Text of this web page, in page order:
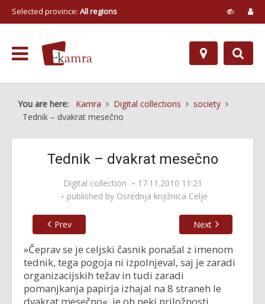
Selected province: All regions
You are here: Kamra Digital collections
society
Tednik – dvakrat mesečno
Tednik – dvakrat mesečno
Digital collection
17.11.2010 11:21
published by Osrednja knjižnica Celje
Prev Next
»Čeprav se je celjski časnik ponašal z imenom
tednik, tega pogoja ni izpolnjeval, saj je zaradi
organizacijskih težav in tudi zaradi
pomanjkanja papirja iz­hajal na 8 straneh le